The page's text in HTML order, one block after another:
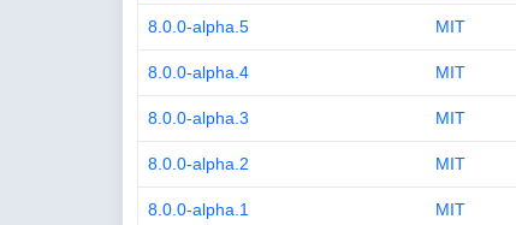
8.0.0-alpha.5 MIT
8.0.0-alpha.4 MIT
8.0.0-alpha.3 MIT
8.0.0-alpha.2 MIT
8.0.0-alpha.1 MIT